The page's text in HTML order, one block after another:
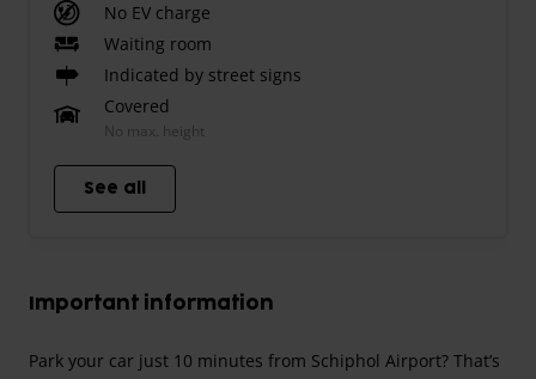
No EV charge
Waiting room
Indicated by street signs
Covered
No max. height
See all
Important information
Park your car just 10 minutes from Schiphol Airport? That’s